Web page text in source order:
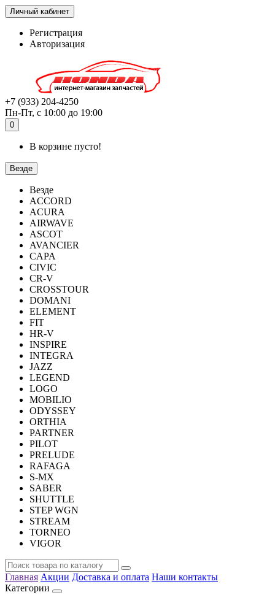
Личный кабинет
Регистрация
Авторизация
+7 (933) 204-4250
Пн-Пт, с 10:00 до 19:00
0
В корзине пусто!
Везде
Везде
ACCORD
ACURA
AIRWAVE
ASCOT
AVANCIER
CAPA
CIVIC
CR-V
CROSSTOUR
DOMANI
ELEMENT
FIT
HR-V
INSPIRE
INTEGRA
JAZZ
LEGEND
LOGO
MOBILIO
ODYSSEY
ORTHIA
PARTNER
PILOT
PRELUDE
RAFAGA
S-MX
SABER
SHUTTLE
STEP WGN
STREAM
TORNEO
VIGOR
Главная Акции Доставка и оплата Наши контакты
Категории